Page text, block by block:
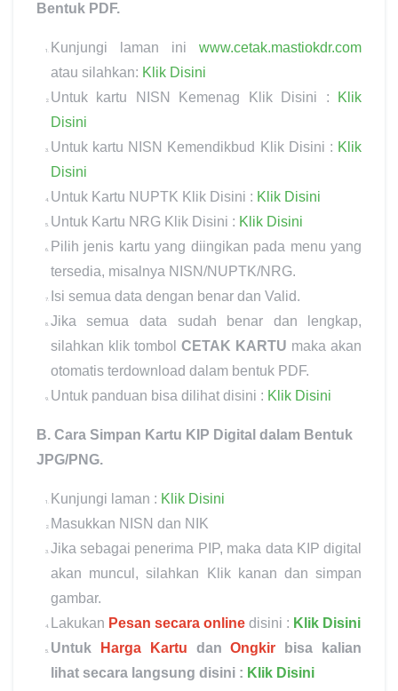
Bentuk PDF.
Kunjungi laman iniwww.cetak.mastiokdr.com
atau silahkan: Klik Disini
Untuk kartu NISN Kemenag Klik Disini : Klik
Disini
Untuk kartu NISN Kemendikbud Klik Disini : Klik
Disini
Untuk Kartu NUPTK Klik Disini : Klik Disini
Untuk Kartu NRG Klik Disini : Klik Disini
Pilih jenis kartu yang diingikan pada menu yang
tersedia, misalnya NISN/NUPTK/NRG.
Isi semua data dengan benar dan Valid.
Jika semua data sudah benar dan lengkap,
silahkan klik tombol CETAK KARTU maka akan
otomatis terdownload dalam bentuk PDF.
Untuk panduan bisa dilihat disini : Klik Disini
B. Cara Simpan Kartu KIP Digital dalam Bentuk
JPG/PNG.
Kunjungi laman : Klik Disini
Masukkan NISN dan NIK
Jika sebagai penerima PIP, maka data KIP digital
akan muncul, silahkan Klik kanan dan simpan
gambar.
Lakukan Pesan secara onlinedisini : Klik Disini
Untuk
Harga Kartu danOngkir bisa kalian
lihat secara langsung disini : Klik Disini